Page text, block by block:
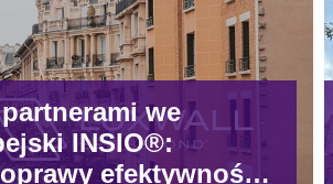
we
INSIO®:
efektywności